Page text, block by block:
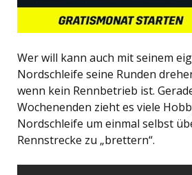
Wer will kann auch mit seinem
Nordschleife seine Runden
wenn kein Rennbetrieb ist.
Wochenenden zieht es viele
Nordschleife um einmal selbst
Rennstrecke zu „brettern“.